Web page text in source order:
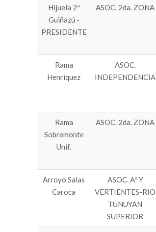
Hijuela 2ª
Guiñazú -
PRESIDENTE
ASOC. 2da. ZONA
Rama
Henriquez
ASOC.
INDEPENDENCIA
Rama
Sobremonte
Unif.
ASOC. 2da. ZONA
Arroyo Salas
Caroca
ASOC. Aº Y
VERTIENTES-RIO
TUNUYAN
SUPERIOR